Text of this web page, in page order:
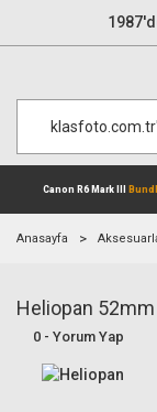
Canon R6
Anasayfa
Heliopan
0 - Yorum Yap